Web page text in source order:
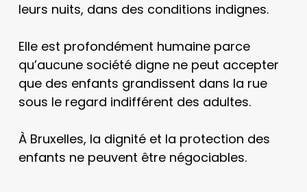
leurs nuits, dans des conditions indignes.
Elle est profondément humaine parce
qu’aucune société digne ne peut accepter
que des enfants grandissent dans la rue
sous le regard indifférent des adultes.
À Bruxelles, la dignité et la protection des
enfants ne peuvent être négociables.